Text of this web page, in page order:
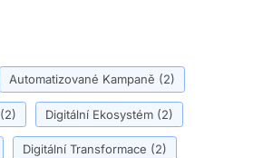
Automatizované Kampaně (2)
(2) Digitální Ekosystém (2)
Digitální Transformace (2)